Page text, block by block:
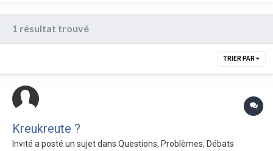
1 résultat trouvé
TRIER PAR
Kreukreute ?
Invité a posté un sujet dans Questions, Problèmes, Débats